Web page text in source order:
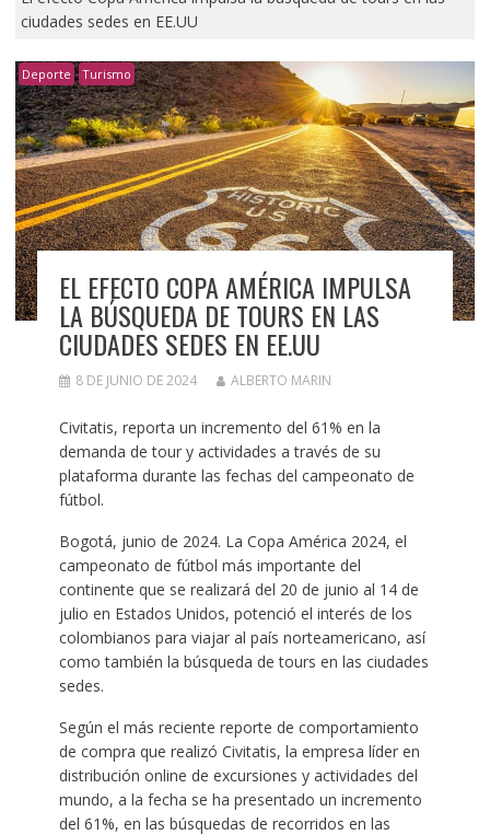
ciudades sedes en EE.UU
Deporte Turismo
EL EFECTO COPA AMÉRICA IMPULSA
LA BÚSQUEDA DE TOURS EN LAS
CIUDADES SEDES EN EE.UU
8 DE JUNIO DE 2024 ALBERTO MARIN
Civitatis, reporta un incremento del 61% en la
demanda de tour y actividades a través de su
plataforma durante las fechas del campeonato de
fútbol.
Bogotá, junio de 2024. La Copa América 2024, el
campeonato de fútbol más importante del
continente que se realizará del 20 de junio al 14 de
julio en Estados Unidos, potenció el interés de los
colombianos para viajar al país norteamericano, así
como también la búsqueda de tours en las ciudades
sedes.
Según el más reciente reporte de comportamiento
de compra que realizó Civitatis, la empresa líder en
distribución online de excursiones y actividades del
mundo, a la fecha se ha presentado un incremento
del 61%, en las búsquedas de recorridos en las